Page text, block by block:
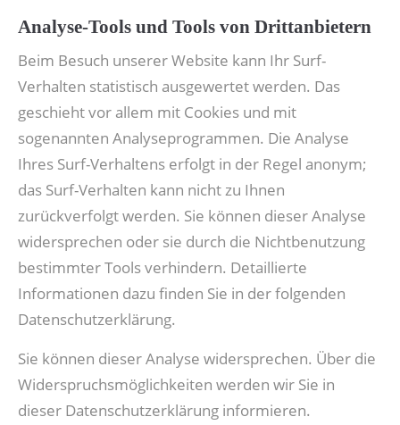
Analyse-Tools und Tools von Drittanbietern
Beim Besuch unserer Website kann Ihr Surf-
Verhalten statistisch ausgewertet werden. Das
geschieht vor allem mit Cookies und mit
sogenannten Analyseprogrammen. Die Analyse
Ihres Surf-Verhaltens erfolgt in der Regel anonym;
das Surf-Verhalten kann nicht zu Ihnen
zurückverfolgt werden. Sie können dieser Analyse
widersprechen oder sie durch die Nichtbenutzung
bestimmter Tools verhindern. Detaillierte
Informationen dazu finden Sie in der folgenden
Datenschutzerklärung.
Sie können dieser Analyse widersprechen. Über die
Widerspruchsmöglichkeiten werden wir Sie in
dieser Datenschutzerklärung informieren.